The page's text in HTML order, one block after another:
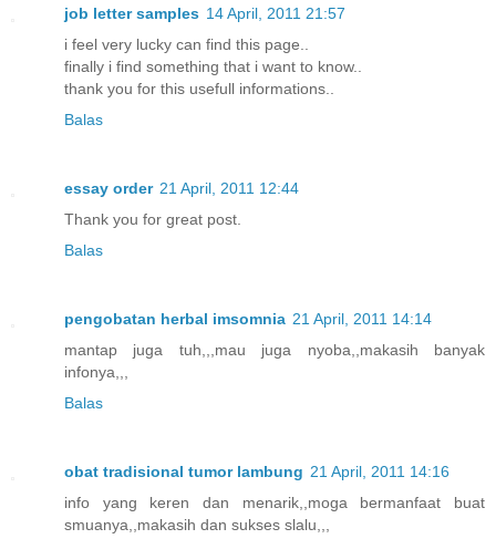
job letter samples 14 April, 2011 21:57
i feel very lucky can find this page..
finally i find something that i want to know..
thank you for this usefull informations..
Balas
essay order 21 April, 2011 12:44
Thank you for great post.
Balas
pengobatan herbal imsomnia 21 April, 2011 14:14
mantap juga tuh,,,mau juga nyoba,,makasih banyak
infonya,,,
Balas
obat tradisional tumor lambung 21 April, 2011 14:16
info yang keren dan menarik,,moga bermanfaat buat
smuanya,,makasih dan sukses slalu,,,